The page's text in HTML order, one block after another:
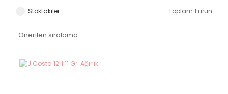
Stoktakiler Toplam 1 ürün